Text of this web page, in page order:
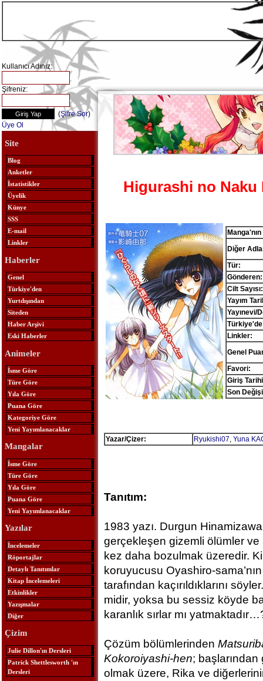
Kullanıcı Adınız:
Şifreniz:
(Şifre Sor)
Üye Ol
Site
Blog
Anketler
İstatistikler
Üyelik
Künye
SSS
E-mail
Linkler
Haberler
Genel
Türkiye'den
Yurtdışından
Siteden
Haber Arşivi
Eski Haberler
Animeler
İsme Göre
Türe Göre
Yıla Göre
Puana Göre
Kategoriye Göre
Yeni Yayımlanacaklar
Mangalar
İsme Göre
Türe Göre
Yıla Göre
Puana Göre
Yeni Yayımlanacaklar
Yazılar
İncelemeler
Röportajlar
Detaylı Tanıtımlar
Kitap İncelemeleri
Etkinlikler
Yazışmalar
Diğer
Çizim
Julie Dillon'ın Dersleri
Patrick Shettlesworth 'ın
Dersleri
Higurashi no
Manga'nın
Diğer
Tür:
Gönderen:
Cilt Sayısı:
Yayım
Yayınevi/
Linkler:
Genel
Favori:
Giriş
Son
Yazar/Çizer: Ryukishi07, Yuna
Tanıtım:
1983 yazı. Durgun
gerçekleşen gizemli ölümler
kez daha bozulmak üzeredir.
koruyucusu Oyashiro-
tarafından kaçırıldıklarını
midir, yoksa bu sessiz köyde
karanlık sırlar mı
Çözüm bölümlerinden
Kokoroiyashi-hen;
olmak üzere, Rika ve